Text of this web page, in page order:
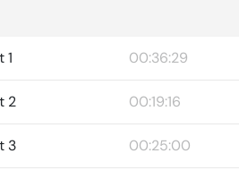
1 00:36:29
2 00:19:16
3 00:25:00